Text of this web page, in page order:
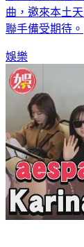
會，另外睽違3
曲，邀來本土
娛樂